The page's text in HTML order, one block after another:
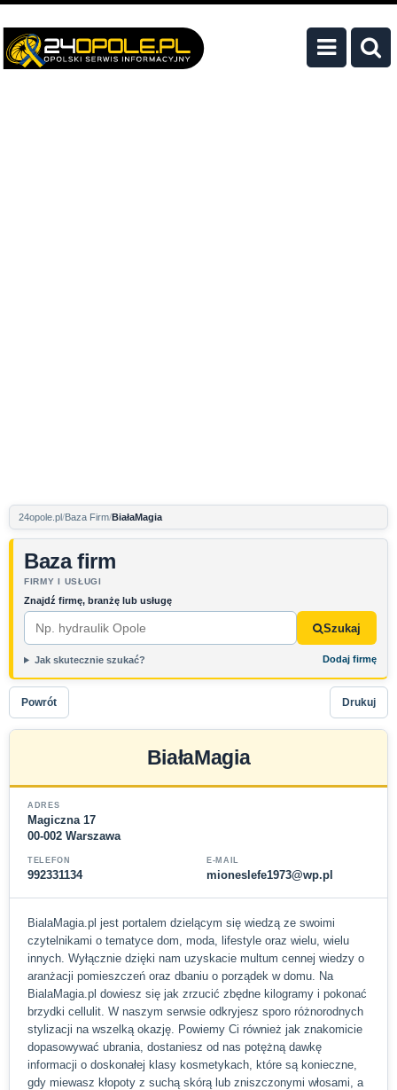
24opole.pl Baza Firm BiałaMagia
Baza firm
FIRMY I USŁUGI
Znajdź firmę, branżę lub usługę
Szukaj
Jak skutecznie szukać? Dodaj firmę
Powrót Drukuj
BiałaMagia
ADRES
Magiczna 17
00-002 Warszawa
TELEFON
992331134
E-MAIL
mioneslefe1973@wp.pl
BialaMagia.pl jest portalem dzielącym się wiedzą ze swoimi
czytelnikami o tematyce dom, moda, lifestyle oraz wielu, wielu
innych. Wyłącznie dzięki nam uzyskacie multum cennej wiedzy o
aranżacji pomieszczeń oraz dbaniu o porządek w domu. Na
BialaMagia.pl dowiesz się jak zrzucić zbędne kilogramy i pokonać
brzydki cellulit. W naszym serwsie odkryjesz sporo różnorodnych
stylizacji na wszelką okazję. Powiemy Ci również jak znakomicie
dopasowywać ubrania, dostaniesz od nas potężną dawkę
informacji o doskonałej klasy kosmetykach, które są konieczne,
gdy miewasz kłopoty z suchą skórą lub zniszczonymi włosami, a